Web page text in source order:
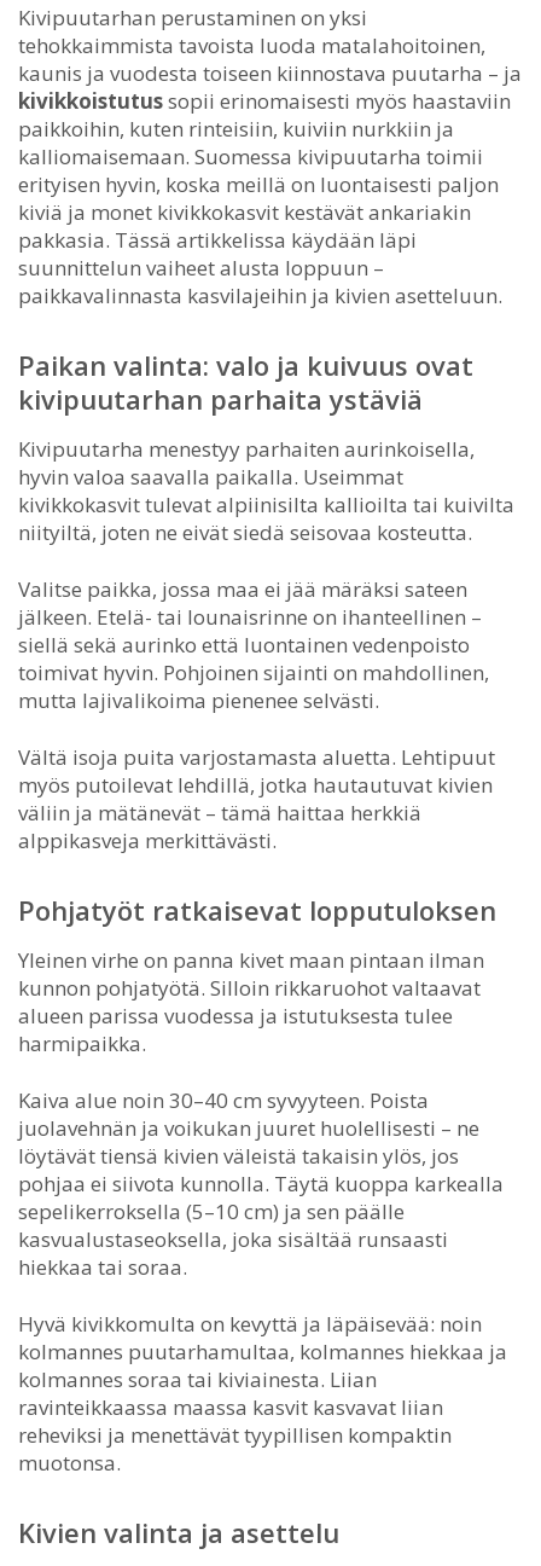
Kivipuutarhan perustaminen on yksi
tehokkaimmista tavoista luoda matalahoitoinen,
kaunis ja vuodesta toiseen kiinnostava puutarha – ja
kivikkoistutussopii erinomaisesti myös haastaviin
paikkoihin, kuten rinteisiin, kuiviin nurkkiin ja
kalliomaisemaan. Suomessa kivipuutarha toimii
erityisen hyvin, koska meillä on luontaisesti paljon
kiviä ja monet kivikkokasvit kestävät ankariakin
pakkasia. Tässä artikkelissa käydään läpi
suunnittelun vaiheet alusta loppuun –
paikkavalinnasta kasvilajeihin ja kivien asetteluun.
Paikan valinta: valo ja kuivuus ovat
kivipuutarhan parhaita ystäviä
Kivipuutarha menestyy parhaiten aurinkoisella,
hyvin valoa saavalla paikalla. Useimmat
kivikkokasvit tulevat alpiinisilta kallioilta tai kuivilta
niityiltä, joten ne eivät siedä seisovaa kosteutta.
Valitse paikka, jossa maa ei jää märäksi sateen
jälkeen. Etelä- tai lounaisrinne on ihanteellinen –
siellä sekä aurinko että luontainen vedenpoisto
toimivat hyvin. Pohjoinen sijainti on mahdollinen,
mutta lajivalikoima pienenee selvästi.
Vältä isoja puita varjostamasta aluetta. Lehtipuut
myös putoilevat lehdillä, jotka hautautuvat kivien
väliin ja mätänevät – tämä haittaa herkkiä
alppikasveja merkittävästi.
Pohjatyöt ratkaisevat lopputuloksen
Yleinen virhe on panna kivet maan pintaan ilman
kunnon pohjatyötä. Silloin rikkaruohot valtaavat
alueen parissa vuodessa ja istutuksesta tulee
harmipaikka.
Kaiva alue noin 30–40 cm syvyyteen. Poista
juolavehnän ja voikukan juuret huolellisesti – ne
löytävät tiensä kivien väleistä takaisin ylös, jos
pohjaa ei siivota kunnolla. Täytä kuoppa karkealla
sepelikerroksella (5–10 cm) ja sen päälle
kasvualustaseoksella, joka sisältää runsaasti
hiekkaa tai soraa.
Hyvä kivikkomulta on kevyttä ja läpäisevää: noin
kolmannes puutarhamultaa, kolmannes hiekkaa ja
kolmannes soraa tai kiviainesta. Liian
ravinteikkaassa maassa kasvit kasvavat liian
reheviksi ja menettävät tyypillisen kompaktin
muotonsa.
Kivien valinta ja asettelu